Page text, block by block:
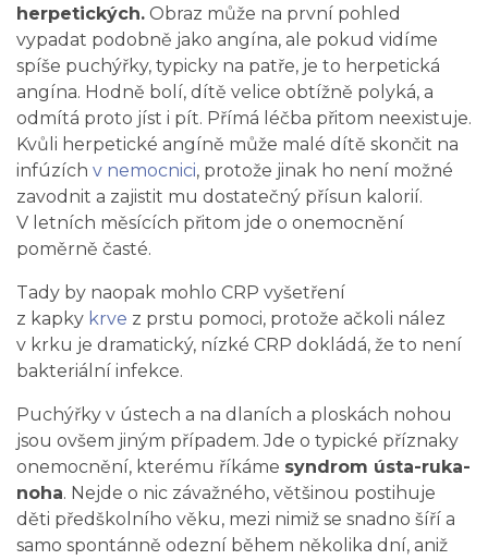
herpetických. Obraz může na první pohled
vypadat podobně jako angína, ale pokud vidíme
spíše puchýřky, typicky na patře, je to herpetická
angína. Hodně bolí, dítě velice obtížně polyká, a
odmítá proto jíst i pít. Přímá léčba přitom neexistuje.
Kvůli herpetické angíně může malé dítě skončit na
infúzích v nemocnici, protože jinak ho není možné
zavodnit a zajistit mu dostatečný přísun kalorií.
V letních měsících přitom jde o onemocnění
poměrně časté.
Tady by naopak mohlo CRP vyšetření
z kapky krve z prstu pomoci, protože ačkoli nález
v krku je dramatický, nízké CRP dokládá, že to není
bakteriální infekce.
Puchýřky v ústech a na dlaních a ploskách nohou
jsou ovšem jiným případem. Jde o typické příznaky
onemocnění, kterému říkáme syndrom ústa-ruka-
noha. Nejde o nic závažného, většinou postihuje
děti předškolního věku, mezi nimiž se snadno šíří a
samo spontánně odezní během několika dní, aniž